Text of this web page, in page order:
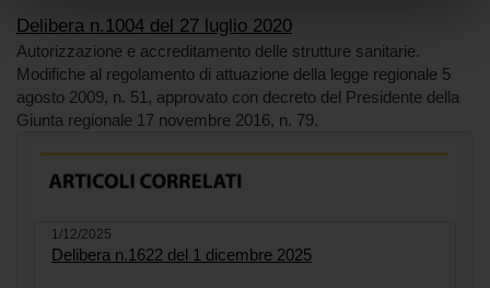
Delibera n.1004 del 27 luglio 2020
Autorizzazione e accreditamento delle strutture sanitarie.
Modifiche al regolamento di attuazione della legge regionale 5
agosto 2009, n. 51, approvato con decreto del Presidente della
Giunta regionale 17 novembre 2016, n. 79.
1/12/2025
Delibera n.1622 del 1 dicembre 2025